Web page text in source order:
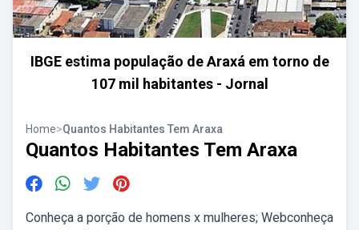
IBGE estima população de Araxá em torno de
107 mil habitantes - Jornal
Home>Quantos Habitantes Tem Araxa
Quantos Habitantes Tem Araxa
Conheça a porção de homens x mulheres; Webconheça